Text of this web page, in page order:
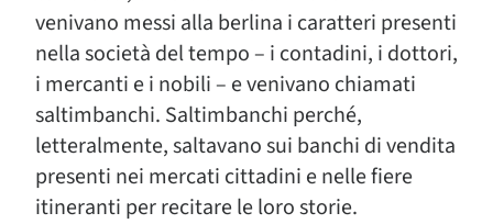
venivano messi alla berlina i caratteri presenti
nella società del tempo – i contadini, i dottori,
i mercanti e i nobili – e venivano chiamati
saltimbanchi. Saltimbanchi perché,
letteralmente, saltavano sui banchi di vendita
presenti nei mercati cittadini e nelle fiere
itineranti per recitare le loro storie.